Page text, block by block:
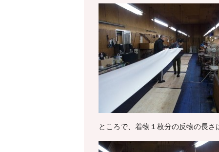
ところで、着物１枚分の反物の長さ